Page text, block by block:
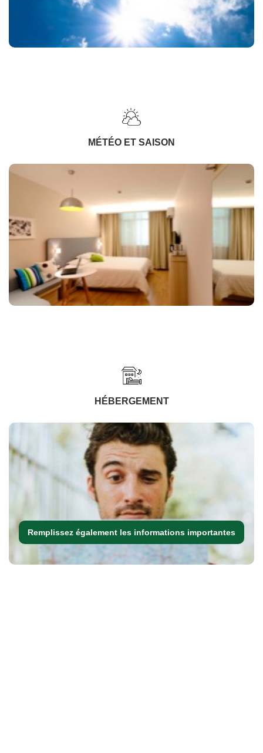
MÉTÉO ET SAISON
HÉBERGEMENT
Remplissez également les informations importantes